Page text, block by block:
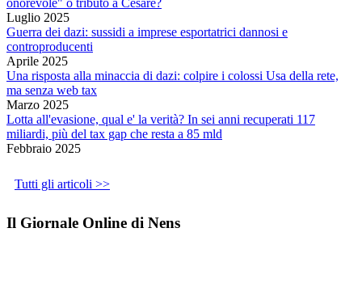
Luglio 2025
Guerra dei dazi: sussidi a imprese esportatrici dannosi e
controproducenti
Aprile 2025
Una risposta alla minaccia di dazi: colpire i colossi Usa della rete,
ma senza web tax
Marzo 2025
Lotta all'evasione, qual e' la verità? In sei anni recuperati 117
miliardi, più del tax gap che resta a 85 mld
Febbraio 2025
Tutti gli articoli >>
Il Giornale Online di Nens